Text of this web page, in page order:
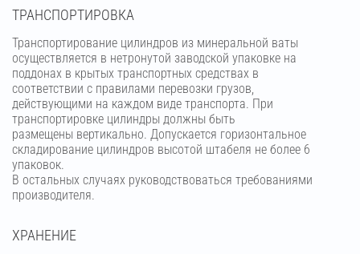
ТРАНСПОРТИРОВКА
Транспортирование цилиндров из минеральной ваты
осуществляется в нетронутой заводской упаковке на
поддонах в крытых транспортных средствах в
соответствии с правилами перевозки грузов,
действующими на каждом виде транспорта. При
транспортировке цилиндры должны быть
размещены вертикально. Допускается горизонтальное
складирование цилиндров высотой штабеля не более 6
упаковок.
В остальных случаях руководствоваться требованиями
производителя.
ХРАНЕНИЕ